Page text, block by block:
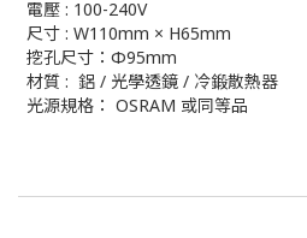
電壓 : 100-240V
尺寸 : W110mm × H65mm
挖孔尺寸：Φ95mm
材質 : 鋁 / 光學透鏡 / 冷鍛散熱器
光源規格： OSRAM 或同等品